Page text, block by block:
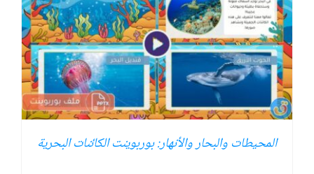
المحيطات والبحار والأنهار: بوربوينت الكائنات البحرية